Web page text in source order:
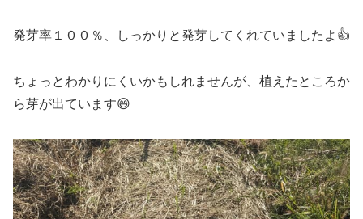
発芽率１００％、しっかりと発芽してくれていましたよ👍
ちょっとわかりにくいかもしれませんが、植えたところか
ら芽が出ています😄